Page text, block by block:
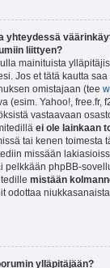
yhteydessä
liittyen?
mainituista
Jos et tätä kautta
omistajaan (tee
(esim. Yahoo!, free.fr,
vastaavaan
ei ole lainkaan
tai kenen toimesta
missään
pelkkään phpBB-
mistään
odottaa
ylläpitäjään?